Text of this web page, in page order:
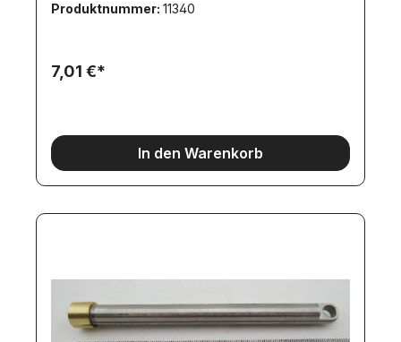
Produktnummer: 11340
7,01 €*
In den Warenkorb